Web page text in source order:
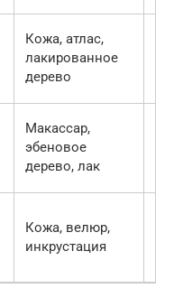
Кожа, атлас,
лакированное
дерево
Макассар,
эбеновое
дерево, лак
Кожа, велюр,
инкрустация